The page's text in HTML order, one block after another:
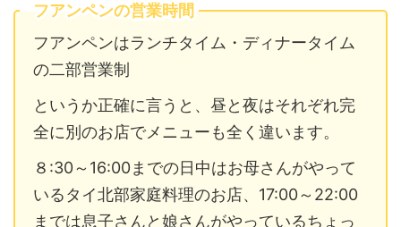
フアンペンの営業時間
フアンペンはランチタイム・ディナータイム
の二部営業制
というか正確に言うと、昼と夜はそれぞれ完
全に別のお店でメニューも全く違います。
８:30～16:00までの日中はお母さんがやって
いるタイ北部家庭料理のお店、17:00～22:00
までは息子さんと娘さんがやっているちょっ